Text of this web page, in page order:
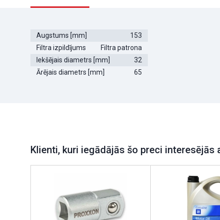
Augstums [mm]
153
Filtra izpildījums
Filtra patrona
Iekšējais diametrs [mm]
32
Ārējais diametrs [mm]
65
Klienti, kuri iegādājās šo preci interesējās